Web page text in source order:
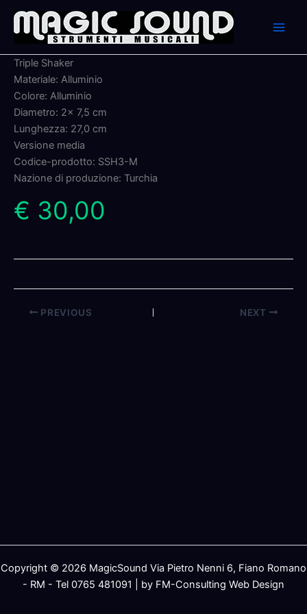
content
Triple Shaker
Materiale: Alluminio
Colore: Alluminio
Diametro: 2x 7,5 cm
Lunghezza: 27,0 cm
Versione media
Codice-prodotto: SSH3-M
Nazione di produzione: Turchia
€ 30,00
PREVIOUS NEXT
Copyright © 2026 MagicSound Via Pietro Nenni 6, Fiano Romano
- RM - Tel 0765 481091 | by FM-Consulting Web Design